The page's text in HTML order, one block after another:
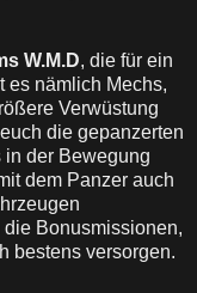
W.M.D, die für ein
es nämlich Mechs,
Verwüstung
die gepanzerten
in der Bewegung
dem Panzer auch
Bonusmissionen,
bestens versorgen.